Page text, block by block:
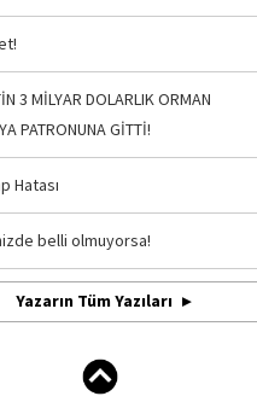
3 MİLYAR DOLARLIK ORMAN
PATRONUNA GİTTİ!
Hatası
belli olmuyorsa!
Yazarın Tüm Yazıları